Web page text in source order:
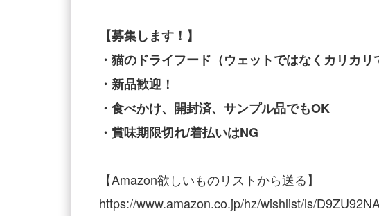
【募集します！】
・猫のドライフード（ウェットではなくカリカリ
・新品歓迎！
・食べかけ、開封済、サンプル品でもOK
・賞味期限切れ/着払いはNG
【Amazon欲しいものリストから送る】
https://www.amazon.co.jp/hz/wishlist/ls/